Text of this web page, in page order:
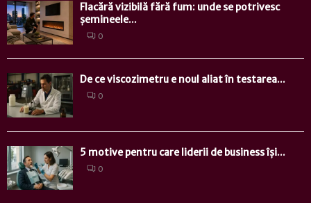
Flacără vizibilă fără fum: unde se potrivesc
șemineele...
0
De ce viscozimetru e noul aliat în testarea...
0
5 motive pentru care liderii de business își...
0